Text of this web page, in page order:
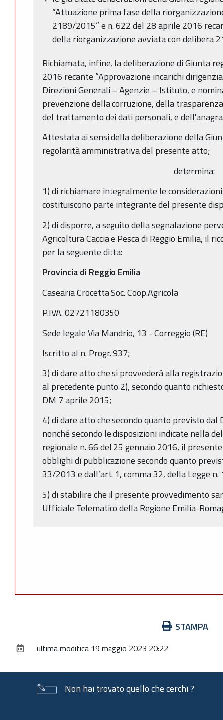
“Attuazione prima fase della
2189/2015” e n. 622 del 28 aprile 2016
della riorganizzazione avviata con delibera
Richiamata, infine, la deliberazione di Giunta
2016 recante “Approvazione incarichi
Direzioni Generali – Agenzie – Istituto, e
prevenzione della corruzione, della
del trattamento dei dati personali, e
Attestata ai sensi della deliberazione della
regolarità amministrativa del presente atto;
determina:
1) di richiamare integralmente le
costituiscono parte integrante del presente
2) di disporre, a seguito della segnalazione
Agricoltura Caccia e Pesca di Reggio Emilia, il
per la seguente ditta:
Provincia di Reggio Emilia
Casearia Crocetta Soc. Coop.Agricola
P.IVA. 02721180350
Sede legale Via Mandrio, 13 - Correggio (RE)
Iscritto al n. Progr. 937;
3) di dare atto che si provvederà alla
al precedente punto 2), secondo quanto
DM 7 aprile 2015;
4) di dare atto che secondo quanto previsto dal
nonché secondo le disposizioni indicate nella
regionale n. 66 del 25 gennaio 2016, il
obblighi di pubblicazione secondo quanto
33/2013 e dall’art. 1, comma 32, della Legge
5) di stabilire che il presente provvedimento
Ufficiale Telematico della Regione Emilia-
documento
STAMPA
ultima modifica 19 maggio 2023 20:22
Non hai trovato quello che cerchi ?